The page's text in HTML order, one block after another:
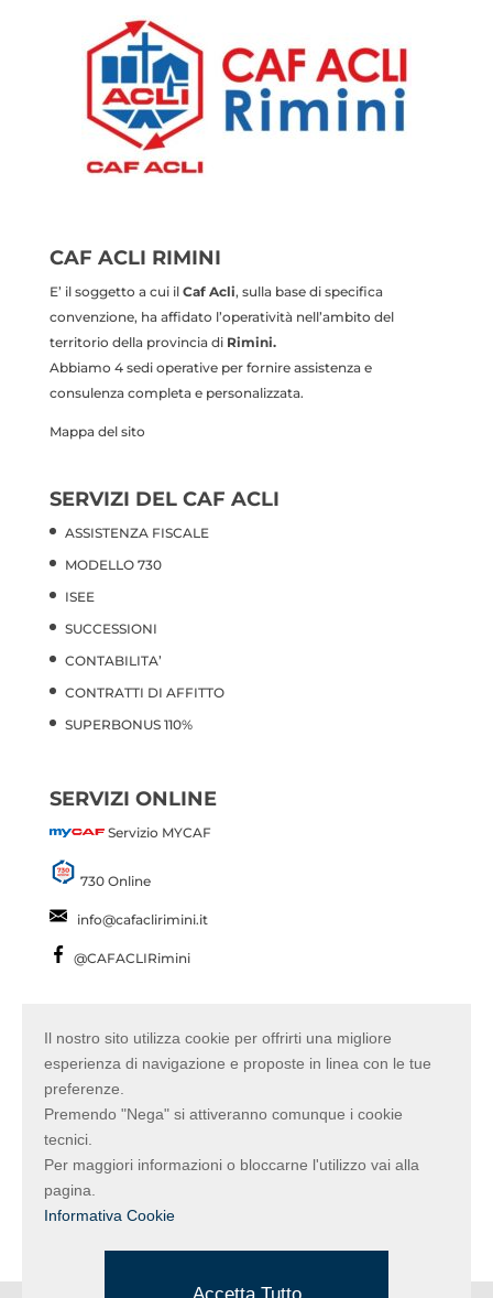
CAF ACLI RIMINI
E’ il soggetto a cui il Caf Acli, sulla base di specifica
convenzione, ha affidato l’operatività nell’ambito del
territorio della provincia di Rimini.
Abbiamo 4 sedi operative per fornire assistenza e
consulenza completa e personalizzata.
Mappa del sito
SERVIZI DEL CAF ACLI
ASSISTENZA FISCALE
MODELLO 730
ISEE
SUCCESSIONI
CONTABILITA’
CONTRATTI DI AFFITTO
SUPERBONUS 110%
SERVIZI ONLINE
Servizio MYCAF
730 Online
info@cafaclirimini.it
@CAFACLIRimini
COME CONTATTARCI
Numero Unico0541 783862
info@cafaclirimini.it
Cerca la sede più vicina
Informativa privacy e Cookies
Il nostro sito utilizza cookie per offrirti una migliore
esperienza di navigazione e proposte in linea con le tue
preferenze.
Premendo "Nega" si attiveranno comunque i cookie
tecnici.
Per maggiori informazioni o bloccarne l'utilizzo vai alla
pagina.
Informativa Cookie